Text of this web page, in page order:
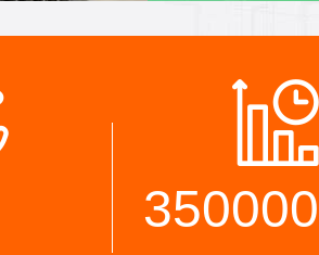
งเข้มงวด เรา
ขนของจํานวนมา
ขนาดเล็กตามควา
คุณหาทางแก้ปัญห